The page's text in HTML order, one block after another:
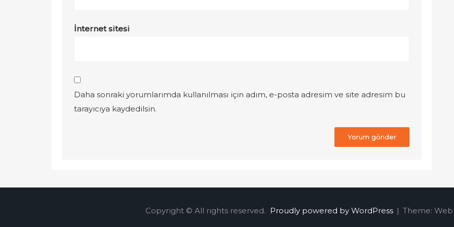
İnternet sitesi
Daha sonraki yorumlarımda kullanılması için adım, e-posta adresim ve site adresim bu
tarayıcıya kaydedilsin.
Copyright © All rights reserved. Proudly powered by WordPress | Theme: